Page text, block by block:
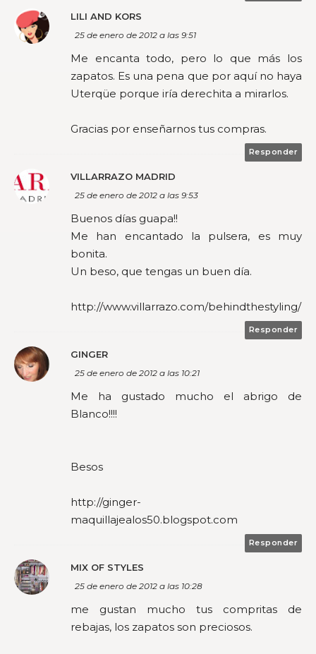
LILI AND KORS
25 de enero de 2012 a las 9:51
Me encanta todo, pero lo que más los
zapatos. Es una pena que por aquí no haya
Uterqüe porque iría derechita a mirarlos.
Gracias por enseñarnos tus compras.
Responder
VILLARRAZO MADRID
25 de enero de 2012 a las 9:53
Buenos días guapa!!
Me han encantado la pulsera, es muy
bonita.
Un beso, que tengas un buen día.
http://www.villarrazo.com/behindthestyling/
Responder
GINGER
25 de enero de 2012 a las 10:21
Me ha gustado mucho el abrigo de
Blanco!!!!
Besos
http://ginger-
maquillajealos50.blogspot.com
Responder
MIX OF STYLES
25 de enero de 2012 a las 10:28
me gustan mucho tus compritas de
rebajas, los zapatos son preciosos.